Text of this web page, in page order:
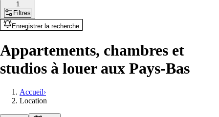
1
Filtres
Enregistrer la recherche
Appartements, chambres et
studios à louer aux Pays-Bas
Accueil›
Location